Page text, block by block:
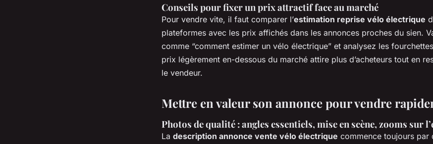
Conseils pour fixer un prix attractif face au marché
Pour vendre vite, il faut comparer l’estimation reprise vélo électrique
plateformes avec les prix affichés dans les annonces proches du sien.
comme “comment estimer un vélo électrique” et analysez les
prix légèrement en-dessous du marché attire plus d’acheteurs tout en
le vendeur.
Mettre en valeur son annonce pour vendre
Photos de qualité : angles essentiels, mise en scène, zooms sur
La description annonce vente vélo électrique commence toujours par